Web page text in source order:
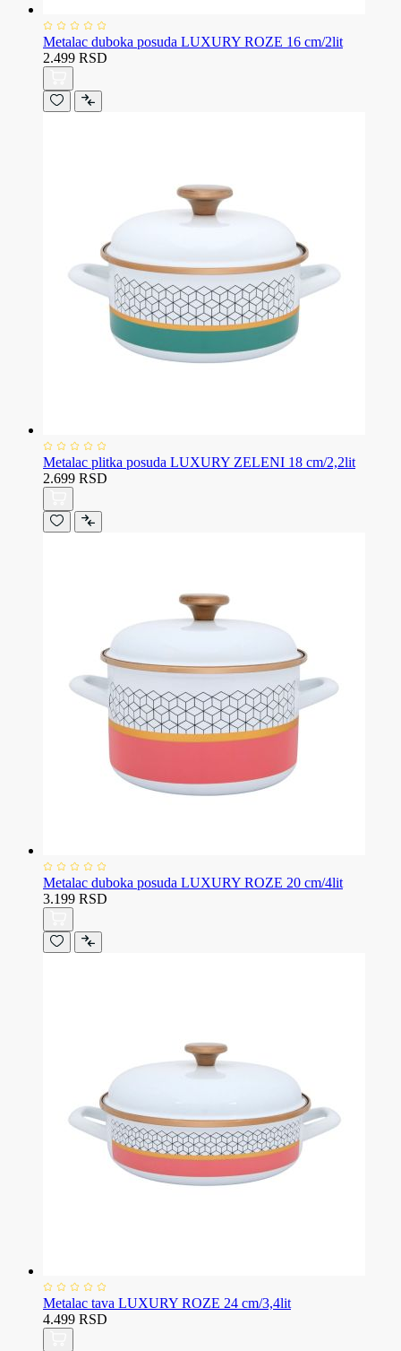
Metalac duboka posuda LUXURY ROZE 16 cm/2lit
2.499 RSD
Metalac plitka posuda LUXURY ZELENI 18 cm/2,2lit
2.699 RSD
Metalac duboka posuda LUXURY ROZE 20 cm/4lit
3.199 RSD
Metalac tava LUXURY ROZE 24 cm/3,4lit
4.499 RSD